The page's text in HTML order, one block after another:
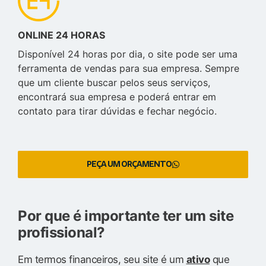
ONLINE 24 HORAS
Disponível 24 horas por dia, o site pode ser uma
ferramenta de vendas para sua empresa. Sempre
que um cliente buscar pelos seus serviços,
encontrará sua empresa e poderá entrar em
contato para tirar dúvidas e fechar negócio.
PEÇA UM ORÇAMENTO
Por que é importante ter um site
profissional?
Em termos financeiros, seu site é um ativoque